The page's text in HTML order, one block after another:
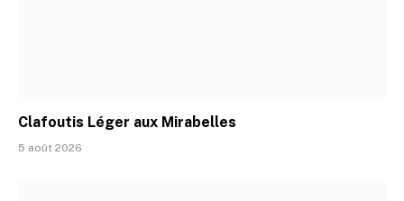
Clafoutis Léger aux Mirabelles
5 août 2026